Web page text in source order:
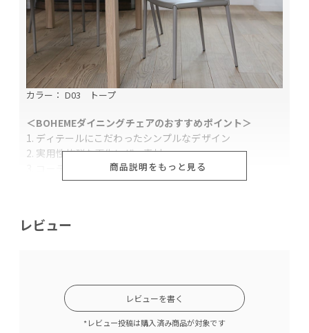
カラー： D03 トープ
＜BOHEMEダイニングチェアのおすすめポイント＞
1. ディテールにこだわったシンプルなデザイン
2. 実用性抜群な再生レザー素材
3. コーディネートに合わせて選べるカラー展開
すっきりとしたデザイン、細身のスチール脚はモダンな印
実はこのチェア、上記以外にも様々なこだわりポイントが
ちりばめられています。
チェア全体には張地と同トーンのステッチがあしらわれて
商品説明をもっと見る
レビュー
レビューを書く
*レビュー投稿は購入済み商品が対象です